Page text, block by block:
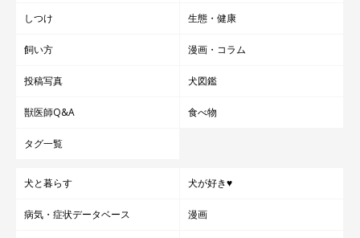
しつけ 生態・健康
飼い方 漫画・コラム
投稿写真 犬図鑑
獣医師Q&A 食べ物
タグ一覧
犬と暮らす 犬が好き♥
病気・症状データベース 漫画